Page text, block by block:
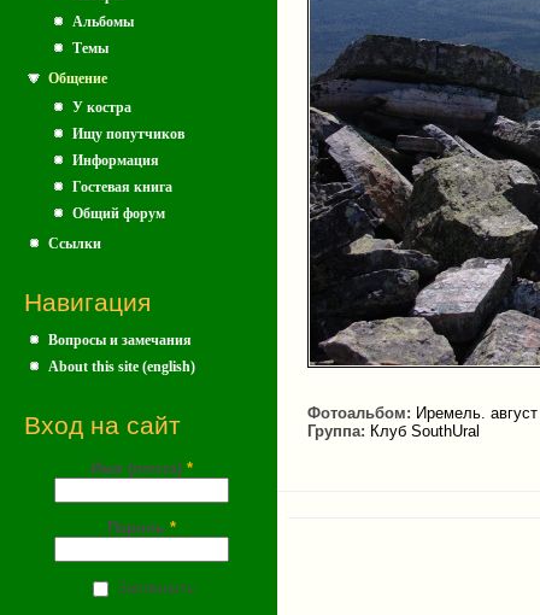
Альбомы
Темы
Общение
У костра
Ищу попутчиков
Информация
Гостевая книга
Общий форум
Ссылки
Навигация
Вопросы и замечания
About this site (english)
Вход на сайт
Имя (почта) *
Пароль *
Запомнить
Фотоальбом: Иремель.
Группа: Клуб SouthUral